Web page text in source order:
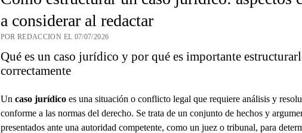
a considerar al redactar
POR REDACCION EL 07/07/2026
Qué es un caso jurídico y por qué es importante
correctamente
Un caso jurídicoes una situación o conflicto legal que requiere análisis y
conforme a las normas del derecho. Se trata de un conjunto de hechos y
presentados ante una autoridad competente, como un juez o tribunal, para